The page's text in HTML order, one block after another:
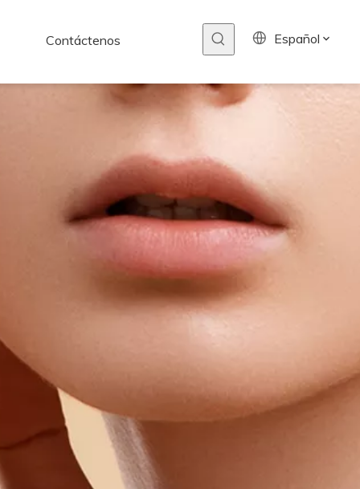
Contáctenos Español